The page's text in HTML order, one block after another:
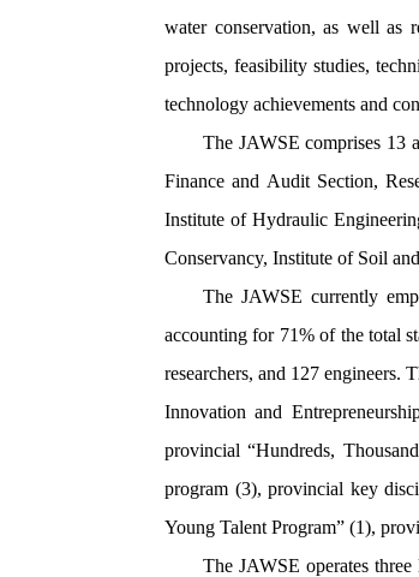
water conservation, as well as
projects, feasibility studies,
technology achievements and
The JAWSE comprises 13
Finance and Audit Section,
Institute of Hydraulic
Conservancy, Institute of Soil
The JAWSE currently
accounting for 71% of the total
researchers, and 127 engineers.
Innovation and
provincial “Hundreds,
program (3), provincial key
Young Talent Program” (1),
The JAWSE operates three